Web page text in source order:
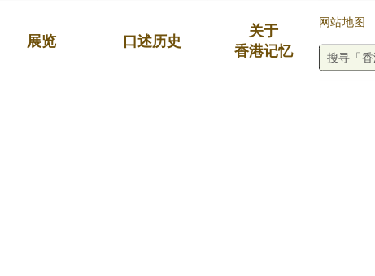
展览 口述历史
关于
香港记忆
网站地图